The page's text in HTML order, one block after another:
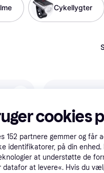
cykellygter, hjelme
os hjælpe dig med at
Cykellygter
cookies
152 partnere gemmer og får
identifikatorer, på din
at understøtte de
datafor at levere«. Hvis du